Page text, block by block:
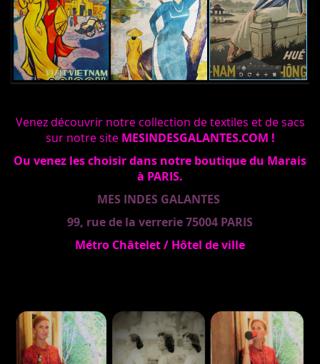
Venez découvrir notre collection de textiles et de sacs
sur notre site MESINDESGALANTES.COM !
Ou venez les choisir dans notre boutique du Marais
à PARIS.
MES INDES GALANTES
99, rue de la verrerie 75004 PARIS
Métro Châtelet / Hôtel de ville